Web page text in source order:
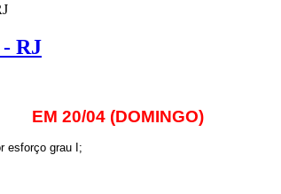
RJ
EM 20/04 (DOMINGO)
esforço grau I;